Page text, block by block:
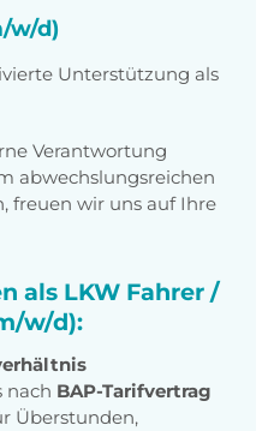
w/d)
Unterstützung als
Verantwortung
abwechslungsreichen
freuen wir uns auf Ihre
als LKW Fahrer /
w/d):
nach BAP-Tarifvertrag
Überstunden,